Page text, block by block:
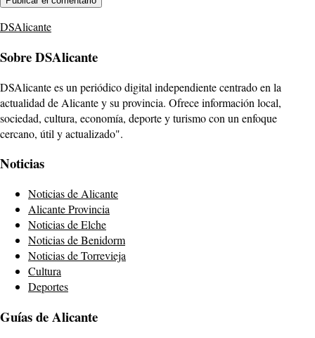
DSAlicante
Sobre DSAlicante
DSAlicante es un periódico digital independiente centrado en la
actualidad de Alicante y su provincia. Ofrece información local,
sociedad, cultura, economía, deporte y turismo con un enfoque
cercano, útil y actualizado".
Noticias
Noticias de Alicante
Alicante Provincia
Noticias de Elche
Noticias de Benidorm
Noticias de Torrevieja
Cultura
Deportes
Guías de Alicante